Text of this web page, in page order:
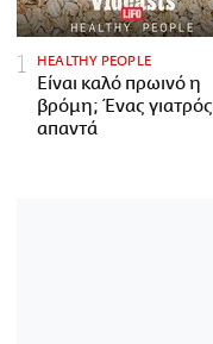
HEALTHY PEOPLE
Είναι καλό πρωινό η
βρόμη; Ένας γιατρός
απαντά